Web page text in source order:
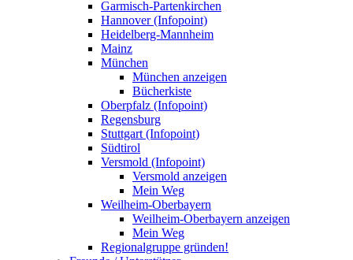
Garmisch-Partenkirchen
Hannover (Infopoint)
Heidelberg-Mannheim
Mainz
München
München anzeigen
Bücherkiste
Oberpfalz (Infopoint)
Regensburg
Stuttgart (Infopoint)
Südtirol
Versmold (Infopoint)
Versmold anzeigen
Mein Weg
Weilheim-Oberbayern
Weilheim-Oberbayern anzeigen
Mein Weg
Regionalgruppe gründen!